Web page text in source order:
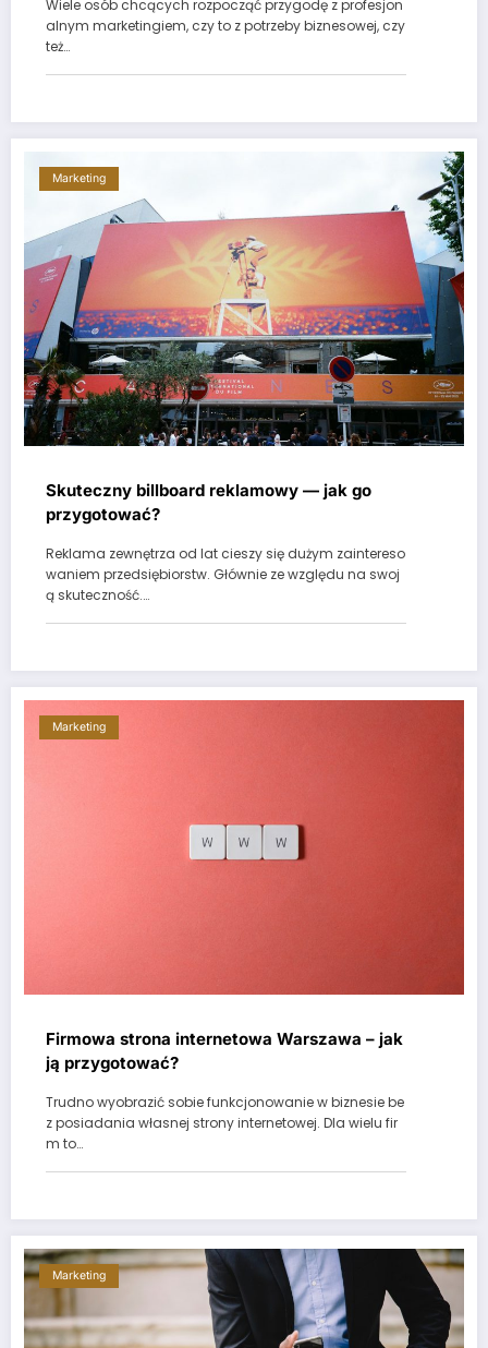
Wiele osób chcących rozpocząć przygodę z profesjon
alnym marketingiem, czy to z potrzeby biznesowej, czy
też…
Marketing
Skuteczny billboard reklamowy — jak go
przygotować?
Reklama zewnętrza od lat cieszy się dużym zaintereso
waniem przedsiębiorstw. Głównie ze względu na swoj
ą skuteczność.…
Marketing
Firmowa strona internetowa Warszawa – jak
ją przygotować?
Trudno wyobrazić sobie funkcjonowanie w biznesie be
z posiadania własnej strony internetowej. Dla wielu fir
m to…
Marketing